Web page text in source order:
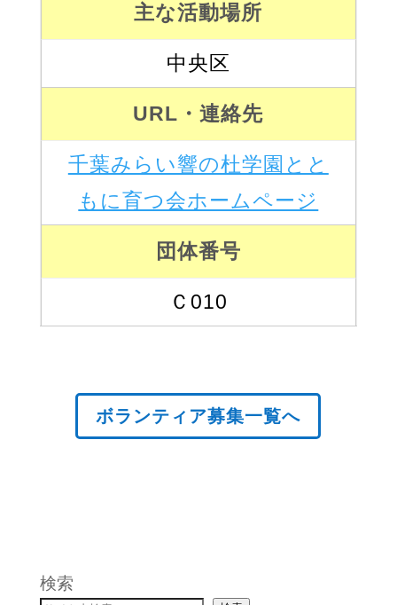
主な活動場所
中央区
URL・連絡先
千葉みらい響の杜学園とと
もに育つ会ホームページ
団体番号
Ｃ010
ボランティア募集一覧へ
検索